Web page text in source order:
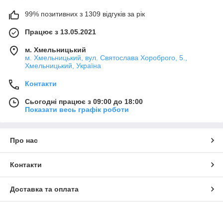
99% позитивних з 1309 відгуків за рік
Працює з 13.05.2021
м. Хмельницький
м. Хмельницький, вул. Святослава Хороброго, 5.,
Хмельницький, Україна
Контакти
Сьогодні працює з 09:00 до 18:00
Показати весь графік роботи
Про нас
Контакти
Доставка та оплата